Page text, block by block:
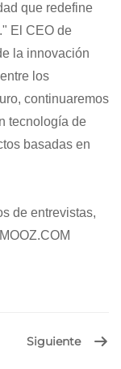
que redefine
El CEO de
la innovación
los
continuaremos
tecnología de
basadas en
de entrevistas,
Siguiente